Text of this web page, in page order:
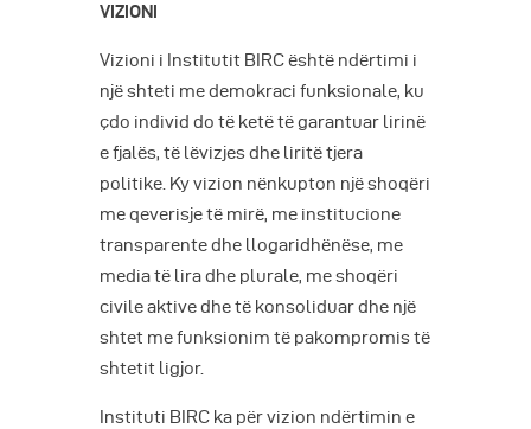
VIZIONI
Vizioni i Institutit BIRC është ndërtimi i
një shteti me demokraci funksionale, ku
çdo individ do të ketë të garantuar lirinë
e fjalës, të lëvizjes dhe liritë tjera
politike. Ky vizion nënkupton një shoqëri
me qeverisje të mirë, me institucione
transparente dhe llogaridhënëse, me
media të lira dhe plurale, me shoqëri
civile aktive dhe të konsoliduar dhe një
shtet me funksionim të pakompromis të
shtetit ligjor.
Instituti BIRC ka për vizion ndërtimin e